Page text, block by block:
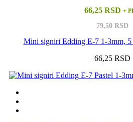
66,25 RSD +
79,50 RSD
Mini signiri Edding E-7 1-3mm, 5
66,25 RSD